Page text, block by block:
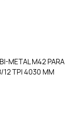
METAL M42
12 TPI 4030 MM